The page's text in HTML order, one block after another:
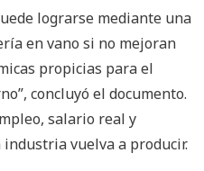
lograrse mediante una
en vano si no mejoran
propicias para el
concluyó el documento.
salario real y
vuelva a producir.